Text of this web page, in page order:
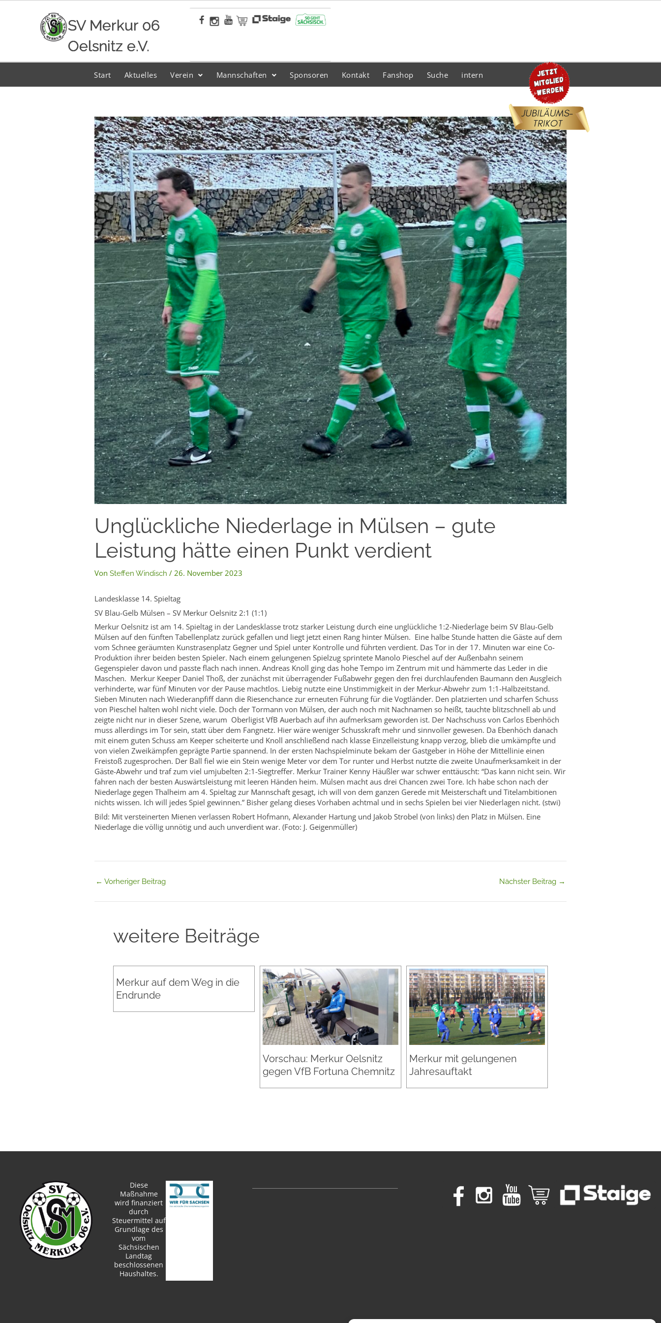
SV Merkur 06
Oelsnitz e.V.
Start Aktuelles Verein Mannschaften Sponsoren Kontakt Fanshop Suche intern
Unglückliche Niederlage in Mülsen – gute
Leistung hätte einen Punkt verdient
Von Steffen Windisch / 26. November 2023
Landesklasse 14. Spieltag
SV Blau-Gelb Mülsen – SV Merkur Oelsnitz 2:1 (1:1)
Merkur Oelsnitz ist am 14. Spieltag in der Landesklasse trotz starker Leistung durch eine unglückliche 1:2-Niederlage beim SV Blau-Gelb
Mülsen auf den fünften Tabellenplatz zurück gefallen und liegt jetzt einen Rang hinter Mülsen. Eine halbe Stunde hatten die Gäste auf dem
vom Schnee geräumten Kunstrasenplatz Gegner und Spiel unter Kontrolle und führten verdient. Das Tor in der 17. Minuten war eine Co-
Produktion ihrer beiden besten Spieler. Nach einem gelungenen Spielzug sprintete Manolo Pieschel auf der Außenbahn seinem
Gegenspieler davon und passte flach nach innen. Andreas Knoll ging das hohe Tempo im Zentrum mit und hämmerte das Leder in die
Maschen. Merkur Keeper Daniel Thoß, der zunächst mit überragender Fußabwehr gegen den frei durchlaufenden Baumann den Ausgleich
verhinderte, war fünf Minuten vor der Pause machtlos. Liebig nutzte eine Unstimmigkeit in der Merkur-Abwehr zum 1:1-Halbzeitstand.
Sieben Minuten nach Wiederanpfiff dann die Riesenchance zur erneuten Führung für die Vogtländer. Den platzierten und scharfen Schuss
von Pieschel halten wohl nicht viele. Doch der Tormann von Mülsen, der auch noch mit Nachnamen so heißt, tauchte blitzschnell ab und
zeigte nicht nur in dieser Szene, warum Oberligist VfB Auerbach auf ihn aufmerksam geworden ist. Der Nachschuss von Carlos Ebenhöch
muss allerdings im Tor sein, statt über dem Fangnetz. Hier wäre weniger Schusskraft mehr und sinnvoller gewesen. Da Ebenhöch danach
mit einem guten Schuss am Keeper scheiterte und Knoll anschließend nach klasse Einzelleistung knapp verzog, blieb die umkämpfte und
von vielen Zweikämpfen geprägte Partie spannend. In der ersten Nachspielminute bekam der Gastgeber in Höhe der Mittellinie einen
Freistoß zugesprochen. Der Ball fiel wie ein Stein wenige Meter vor dem Tor runter und Herbst nutzte die zweite Unaufmerksamkeit in der
Gäste-Abwehr und traf zum viel umjubelten 2:1-Siegtreffer. Merkur Trainer Kenny Häußler war schwer enttäuscht: “Das kann nicht sein. Wir
fahren nach der besten Auswärtsleistung mit leeren Händen heim. Mülsen macht aus drei Chancen zwei Tore. Ich habe schon nach der
Niederlage gegen Thalheim am 4. Spieltag zur Mannschaft gesagt, ich will von dem ganzen Gerede mit Meisterschaft und Titelambitionen
nichts wissen. Ich will jedes Spiel gewinnen.” Bisher gelang dieses Vorhaben achtmal und in sechs Spielen bei vier Niederlagen nicht. (stwi)
Bild: Mit versteinerten Mienen verlassen Robert Hofmann, Alexander Hartung und Jakob Strobel (von links) den Platz in Mülsen. Eine
Niederlage die völlig unnötig und auch unverdient war. (Foto: J. Geigenmüller)
← Vorheriger Beitrag Nächster Beitrag →
weitere Beiträge
Merkur auf dem Weg in die
Endrunde
Vorschau: Merkur Oelsnitz
gegen VfB Fortuna Chemnitz
Merkur mit gelungenen
Jahresauftakt
Diese
Maßnahme
wird finanziert
durch
Steuermittel auf
Grundlage des
vom
Sächsischen
Landtag
beschlossenen
Haushaltes.